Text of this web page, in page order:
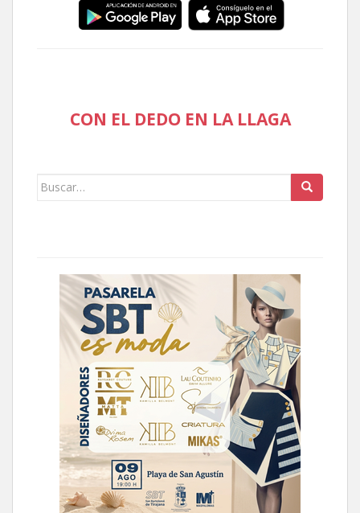
CON EL DEDO EN LA LLAGA
Buscar: